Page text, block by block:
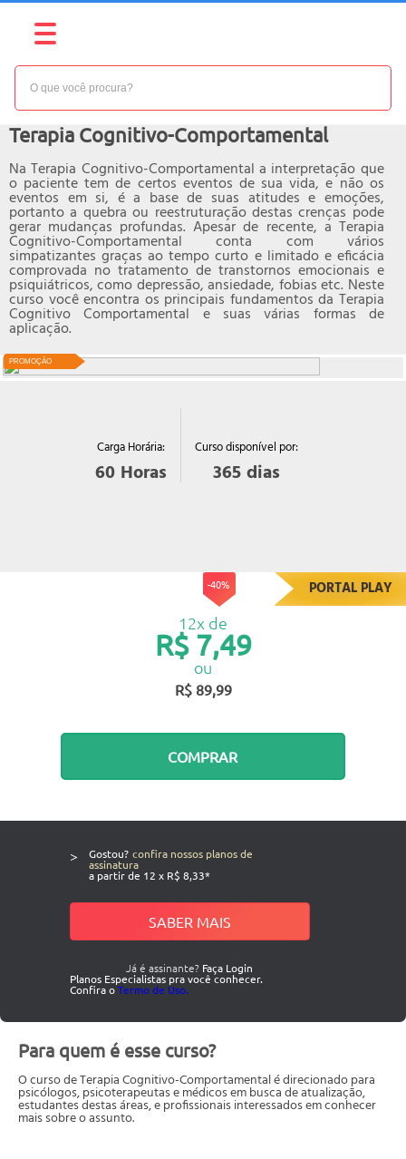
PROMOÇÃO
Carga Horária:
60 Horas
Curso disponível por:
365 dias
NÍVEL: INTERMEDIÁRIO
Terapia Cognitivo-Comportamental
Na Terapia Cognitivo-Comportamental a interpretação que
o paciente tem de certos eventos de sua vida, e não os
eventos em si, é a base de suas atitudes e emoções,
portanto a quebra ou reestruturação destas crenças pode
gerar mudanças profundas. Apesar de recente, a Terapia
Cognitivo-Comportamental conta com vários
simpatizantes graças ao tempo curto e limitado e eficácia
comprovada no tratamento de transtornos emocionais e
psiquiátricos, como depressão, ansiedade, fobias etc. Neste
curso você encontra os principais fundamentos da Terapia
Cognitivo Comportamental e suas várias formas de
aplicação.
-40% PORTAL PLAY
R$ 89,99
12x de
R$ 7,49
ou
COMPRAR
> Gostou? confira nossos planos de
assinatura
a partir de 12 x R$ 8,33*
SABER MAIS
Já é assinante? Faça Login
Planos Especialistas pra você conhecer.
Confira oTermo de Uso.
Para quem é esse curso?
O curso de Terapia Cognitivo-Comportamental é direcionado para
psicólogos, psicoterapeutas e médicos em busca de atualização,
estudantes destas áreas, e profissionais interessados em conhecer
mais sobre o assunto.